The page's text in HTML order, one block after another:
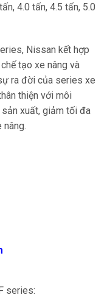
4.0 tấn, 4.5 tấn, 5.0
Nissan kết hợp
tạo xe nâng và
ra đời của series xe
thiện với môi
xuất, giảm tối đa
series: